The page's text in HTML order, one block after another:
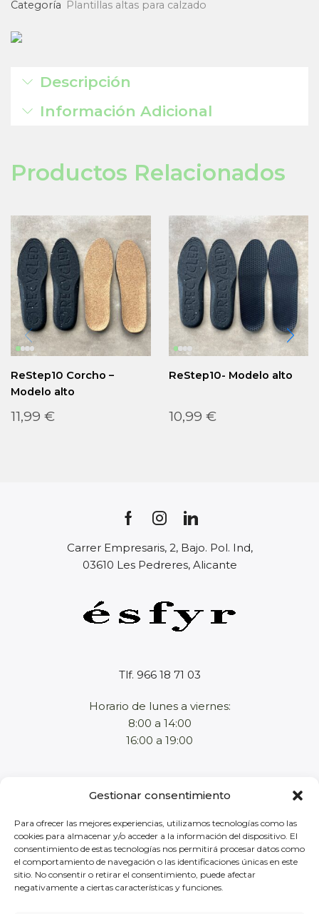
Gestionar consentimiento
Para ofrecer las mejores experiencias, utilizamos tecnologías como las
cookies para almacenar y/o acceder a la información del dispositivo. El
consentimiento de estas tecnologías nos permitirá procesar datos como
el comportamiento de navegación o las identificaciones únicas en este
sitio. No consentir o retirar el consentimiento, puede afectar
negativamente a ciertas características y funciones.
Categoría Plantillas altas para calzado
Descripción
Información Adicional
Productos Relacionados
ReStep10 Corcho –
Modelo alto
11,99 €
ReStep10- Modelo alto
10,99 €
Carrer Empresaris, 2, Bajo. Pol. Ind,
03610 Les Pedreres, Alicante
Tlf. 966 18 71 03
Horario de lunes a viernes:
8:00 a 14:00
16:00 a 19:00
Empresa
Productos
Tienda online
Contacto
Aviso legal